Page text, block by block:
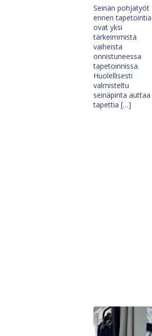
Seinän pohjatyöt
ennen tapetointia
ovat yksi
tärkeimmistä
vaiheista
onnistuneessa
tapetoinnissa.
Huolellisesti
valmisteltu
seinäpinta auttaa
tapettia […]